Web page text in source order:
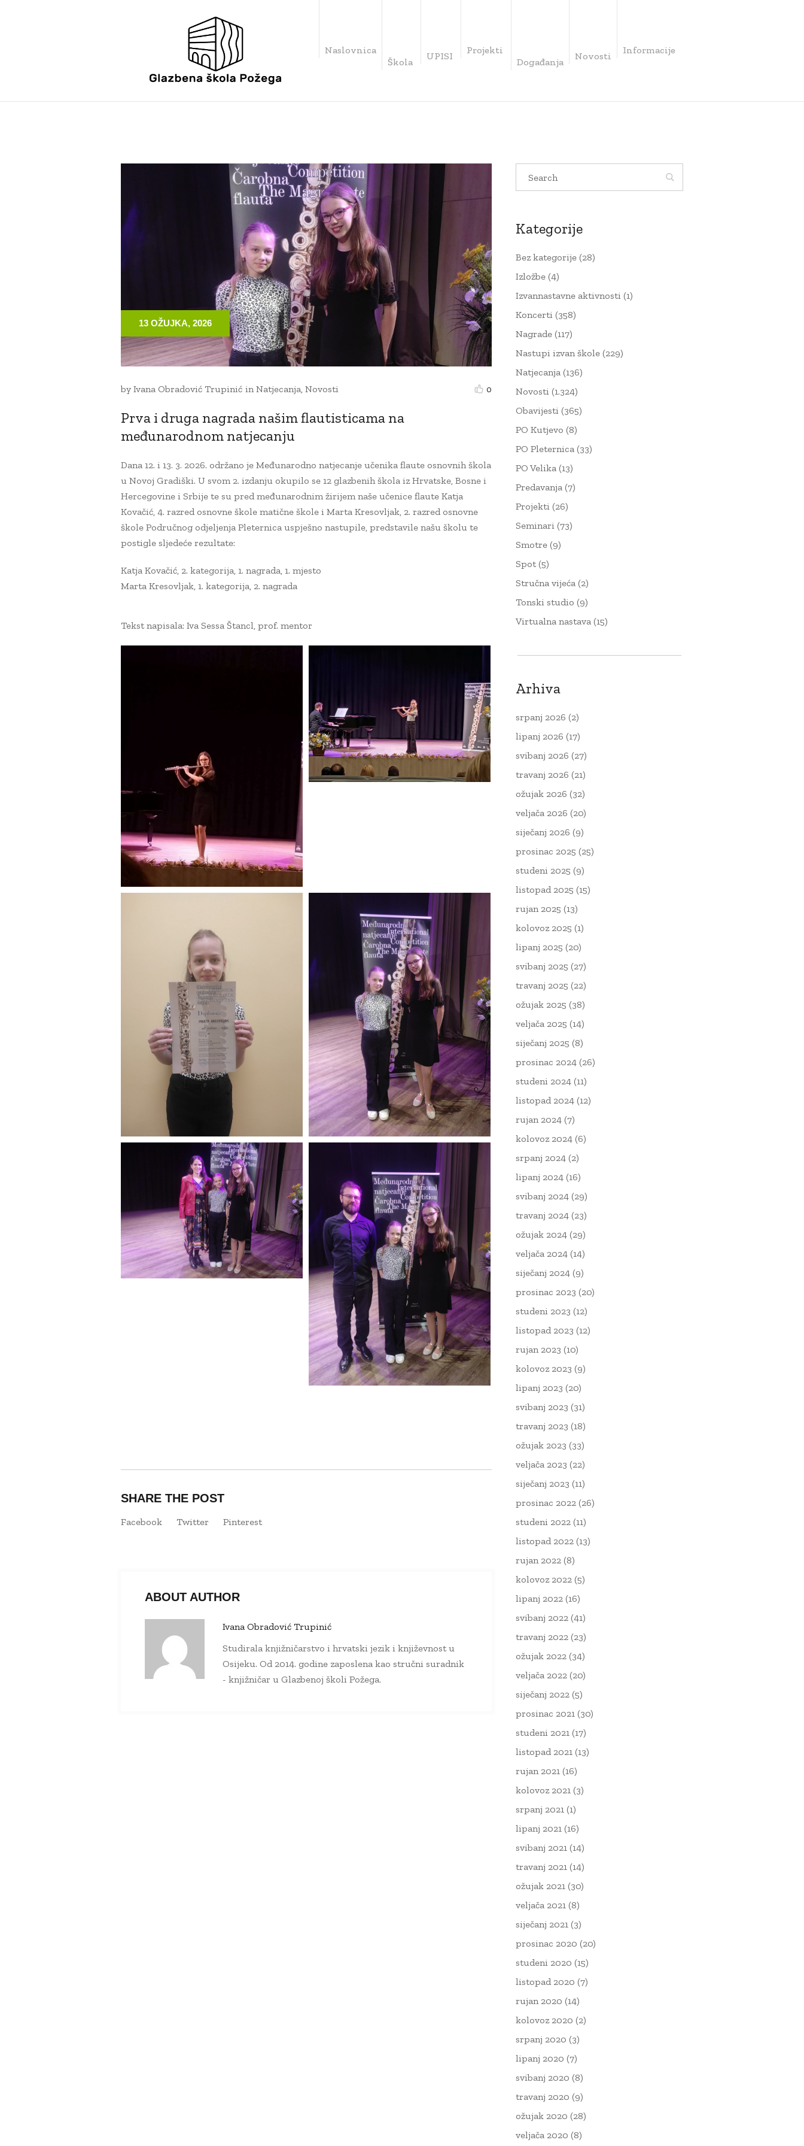
Naslovnica
Škola
UPISI
Projekti
Događanja
Novosti
Informacije
13 OŽUJKA, 2026
0
by Ivana Obradović Trupinić inNatjecanja, Novosti
Prva i druga nagrada našim flautisticama na
međunarodnom natjecanju
Dana 12. i 13. 3. 2026. održano je Međunarodno natjecanje učenika flaute osnovnih škola
u Novoj Gradiški. U svom 2. izdanju okupilo se 12 glazbenih škola iz Hrvatske, Bosne i
Hercegovine i Srbije te su pred međunarodnim žirijem naše učenice flaute Katja
Kovačić, 4. razred osnovne škole matične škole i Marta Kresovljak, 2. razred osnovne
škole Područnog odjeljenja Pleternica uspješno nastupile, predstavile našu školu te
postigle sljedeće rezultate:
Katja Kovačić, 2. kategorija, 1. nagrada, 1. mjesto
Marta Kresovljak, 1. kategorija, 2. nagrada
Tekst napisala: Iva Sessa Štancl, prof. mentor
SHARE THE POST
Facebook Twitter Pinterest
ABOUT AUTHOR
Ivana Obradović Trupinić
Studirala knjižničarstvo i hrvatski jezik i književnost u
Osijeku. Od 2014. godine zaposlena kao stručni suradnik
- knjižničar u Glazbenoj školi Požega.
Kategorije
Bez kategorije (28)
Izložbe (4)
Izvannastavne aktivnosti (1)
Koncerti (358)
Nagrade (117)
Nastupi izvan škole (229)
Natjecanja (136)
Novosti (1.324)
Obavijesti (365)
PO Kutjevo (8)
PO Pleternica (33)
PO Velika (13)
Predavanja (7)
Projekti (26)
Seminari (73)
Smotre (9)
Spot(5)
Stručna vijeća (2)
Tonski studio (9)
Virtualna nastava (15)
Arhiva
srpanj 2026 (2)
lipanj 2026 (17)
svibanj 2026 (27)
travanj 2026 (21)
ožujak 2026 (32)
veljača 2026 (20)
siječanj 2026 (9)
prosinac 2025 (25)
studeni 2025 (9)
listopad 2025 (15)
rujan 2025 (13)
kolovoz 2025 (1)
lipanj 2025 (20)
svibanj 2025 (27)
travanj 2025 (22)
ožujak 2025 (38)
veljača 2025 (14)
siječanj 2025 (8)
prosinac 2024 (26)
studeni 2024 (11)
listopad 2024 (12)
rujan 2024 (7)
kolovoz 2024 (6)
srpanj 2024 (2)
lipanj 2024 (16)
svibanj 2024 (29)
travanj 2024 (23)
ožujak 2024 (29)
veljača 2024 (14)
siječanj 2024 (9)
prosinac 2023 (20)
studeni 2023 (12)
listopad 2023 (12)
rujan 2023 (10)
kolovoz 2023 (9)
lipanj 2023 (20)
svibanj 2023 (31)
travanj 2023 (18)
ožujak 2023 (33)
veljača 2023 (22)
siječanj 2023 (11)
prosinac 2022 (26)
studeni 2022 (11)
listopad 2022 (13)
rujan 2022 (8)
kolovoz 2022 (5)
lipanj 2022 (16)
svibanj 2022 (41)
travanj 2022 (23)
ožujak 2022 (34)
veljača 2022 (20)
siječanj 2022 (5)
prosinac 2021 (30)
studeni 2021 (17)
listopad 2021 (13)
rujan 2021 (16)
kolovoz 2021 (3)
srpanj 2021 (1)
lipanj 2021 (16)
svibanj 2021 (14)
travanj 2021 (14)
ožujak 2021 (30)
veljača 2021 (8)
siječanj 2021 (3)
prosinac 2020 (20)
studeni 2020 (15)
listopad 2020 (7)
rujan 2020 (14)
kolovoz 2020 (2)
srpanj 2020 (3)
lipanj 2020 (7)
svibanj 2020 (8)
travanj 2020 (9)
ožujak 2020 (28)
veljača 2020 (8)